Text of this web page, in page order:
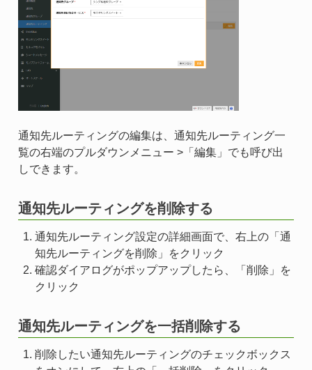
通知先ルーティングの編集は、通知先ルーティング一
覧の右端のプルダウンメニュー >「編集」でも呼び出
しできます。
通知先ルーティングを削除する
通知先ルーティング設定の詳細画面で、右上の「通
知先ルーティングを削除」をクリック
確認ダイアログがポップアップしたら、「削除」を
クリック
通知先ルーティングを一括削除する
削除したい通知先ルーティングのチェックボックス